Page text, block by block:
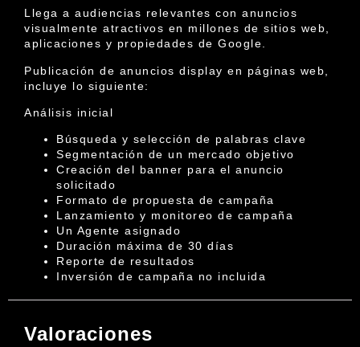
Llega a audiencias relevantes con anuncios
visualmente atractivos en millones de sitios web,
aplicaciones y propiedades de Google.
Publicación de anuncios display en páginas web,
incluye lo siguiente:
Análisis inicial
Búsqueda y selección de palabras clave
Segmentación de un mercado objetivo
Creación del banner para el anuncio
solicitado
Formato de propuesta de campaña
Lanzamiento y monitoreo de campaña
Un Agente asignado
Duración máxima de 30 días
Reporte de resultados
Inversión de campaña no incluida
Valoraciones